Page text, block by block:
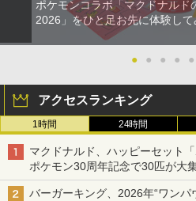
ポケモンコラボ「マクドナルド
2026」をひと足お先に体験して
● ● ● ● ●
アクセスランキング
1時間 24時間
マクドナルド、ハッピーセット
ポケモン30周年記念で30匹が大
バーガーキング、2026年“ワン